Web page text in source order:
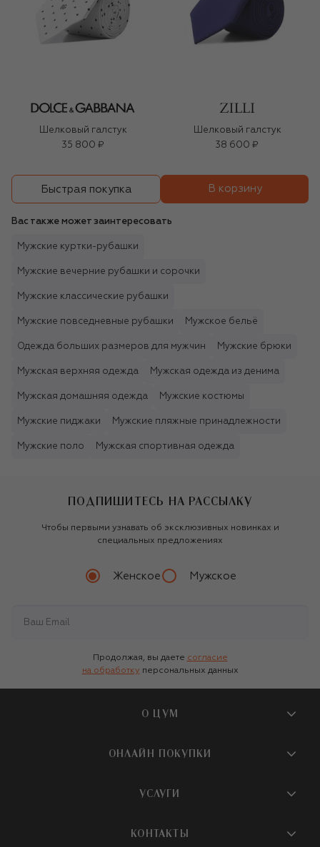
Шелковый галстук
35 800 ₽
Шелковый галстук
38 600 ₽
Быстрая покупка В корзину
Вас также может заинтересовать
Мужские куртки-рубашки
Мужские вечерние рубашки и сорочки
Мужские классические рубашки
Мужские повседневные рубашки Мужское бельё
Одежда больших размеров для мужчин Мужские брюки
Мужская верхняя одежда Мужская одежда из денима
Мужская домашняя одежда Мужские костюмы
Мужские пиджаки Мужские пляжные принадлежности
Мужские поло Мужская спортивная одежда
ПОДПИШИТЕСЬ НА РАССЫЛКУ
Чтобы первыми узнавать об эксклюзивных новинках и
специальных предложениях
Женское Мужское
Продолжая, вы даете согласие
на обработку персональных данных
О ЦУМ
О магазине
Бутики и ПВЗ ЦУМ
ОНЛАЙН ПОКУПКИ
Доставка
УСЛУГИ
КОНТАКТЫ